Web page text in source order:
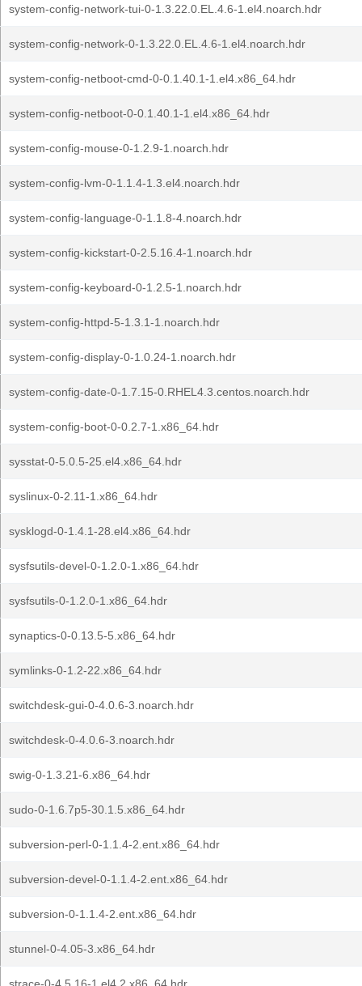
system-config-network-tui-0-1.3.22.0.EL.4.6-1.el4.noarch.hdr
system-config-network-0-1.3.22.0.EL.4.6-1.el4.noarch.hdr
system-config-netboot-cmd-0-0.1.40.1-1.el4.x86_64.hdr
system-config-netboot-0-0.1.40.1-1.el4.x86_64.hdr
system-config-mouse-0-1.2.9-1.noarch.hdr
system-config-lvm-0-1.1.4-1.3.el4.noarch.hdr
system-config-language-0-1.1.8-4.noarch.hdr
system-config-kickstart-0-2.5.16.4-1.noarch.hdr
system-config-keyboard-0-1.2.5-1.noarch.hdr
system-config-httpd-5-1.3.1-1.noarch.hdr
system-config-display-0-1.0.24-1.noarch.hdr
system-config-date-0-1.7.15-0.RHEL4.3.centos.noarch.hdr
system-config-boot-0-0.2.7-1.x86_64.hdr
sysstat-0-5.0.5-25.el4.x86_64.hdr
syslinux-0-2.11-1.x86_64.hdr
sysklogd-0-1.4.1-28.el4.x86_64.hdr
sysfsutils-devel-0-1.2.0-1.x86_64.hdr
sysfsutils-0-1.2.0-1.x86_64.hdr
synaptics-0-0.13.5-5.x86_64.hdr
symlinks-0-1.2-22.x86_64.hdr
switchdesk-gui-0-4.0.6-3.noarch.hdr
switchdesk-0-4.0.6-3.noarch.hdr
swig-0-1.3.21-6.x86_64.hdr
sudo-0-1.6.7p5-30.1.5.x86_64.hdr
subversion-perl-0-1.1.4-2.ent.x86_64.hdr
subversion-devel-0-1.1.4-2.ent.x86_64.hdr
subversion-0-1.1.4-2.ent.x86_64.hdr
stunnel-0-4.05-3.x86_64.hdr